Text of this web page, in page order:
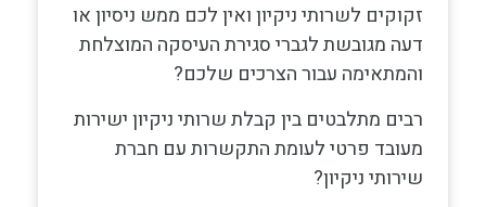
זקוקים לשרותי ניקיון ואין לכם ממש ניסיון או
דעה מגובשת לגברי סגירת העיסקה המוצלחת
והמתאימה עבור הצרכים שלכם?
רבים מתלבטים בין קבלת שרותי ניקיון ישירות
מעובד פרטי לעומת התקשרות עם חברת
שירותי ניקיון?